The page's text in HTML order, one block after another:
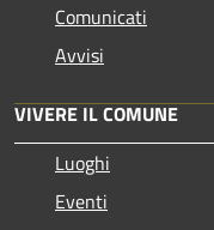
Comunicati
Avvisi
VIVERE IL COMUNE
Luoghi
Eventi